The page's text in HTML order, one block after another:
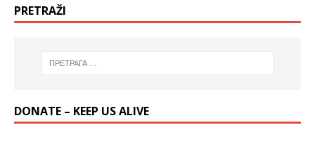
PRETRAŽI
DONATE – KEEP US ALIVE